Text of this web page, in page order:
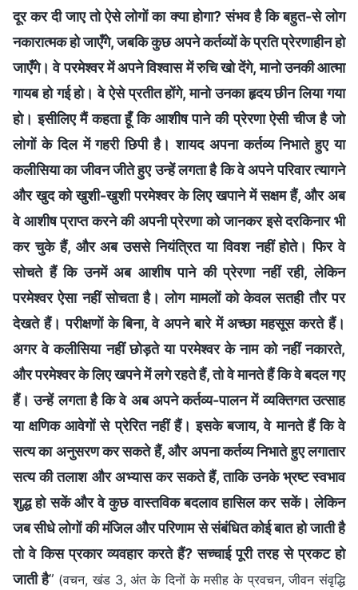
दूर कर दी जाए तो ऐसे लोगों का क्या होगा? संभव है कि बहुत-से लोग
नकारात्मक हो जाएँगे, जबकि कुछ अपने कर्तव्यों के प्रति प्रेरणाहीन हो
जाएँगे। वे परमेश्वर में अपने विश्वास में रुचि खो देंगे, मानो उनकी आत्मा
गायब हो गई हो। वे ऐसे प्रतीत होंगे, मानो उनका हृदय छीन लिया गया
हो। इसीलिए मैं कहता हूँ कि आशीष पाने की प्रेरणा ऐसी चीज है जो
लोगों के दिल में गहरी छिपी है। शायद अपना कर्तव्य निभाते हुए या
कलीसिया का जीवन जीते हुए उन्हें लगता है कि वे अपने परिवार त्यागने
और खुद को खुशी-खुशी परमेश्वर के लिए खपाने में सक्षम हैं, और अब
वे आशीष प्राप्त करने की अपनी प्रेरणा को जानकर इसे दरकिनार भी
कर चुके हैं, और अब उससे नियंत्रित या विवश नहीं होते। फिर वे
सोचते हैं कि उनमें अब आशीष पाने की प्रेरणा नहीं रही, लेकिन
परमेश्वर ऐसा नहीं सोचता है। लोग मामलों को केवल सतही तौर पर
देखते हैं। परीक्षणों के बिना, वे अपने बारे में अच्छा महसूस करते हैं।
अगर वे कलीसिया नहीं छोड़ते या परमेश्वर के नाम को नहीं नकारते,
और परमेश्वर के लिए खपने में लगे रहते हैं, तो वे मानते हैं कि वे बदल गए
हैं। उन्हें लगता है कि वे अब अपने कर्तव्य-पालन में व्यक्तिगत उत्साह
या क्षणिक आवेगों से प्रेरित नहीं हैं। इसके बजाय, वे मानते हैं कि वे
सत्य का अनुसरण कर सकते हैं, और अपना कर्तव्य निभाते हुए लगातार
सत्य की तलाश और अभ्यास कर सकते हैं, ताकि उनके भ्रष्ट स्वभाव
शुद्ध हो सकें और वे कुछ वास्तविक बदलाव हासिल कर सकें। लेकिन
जब सीधे लोगों की मंजिल और परिणाम से संबंधित कोई बात हो जाती है
तो वे किस प्रकार व्यवहार करते हैं? सच्चाई पूरी तरह से प्रकट हो
जाती है” (वचन, खंड 3, अंत के दिनों के मसीह के प्रवचन, जीवन संवृद्धि